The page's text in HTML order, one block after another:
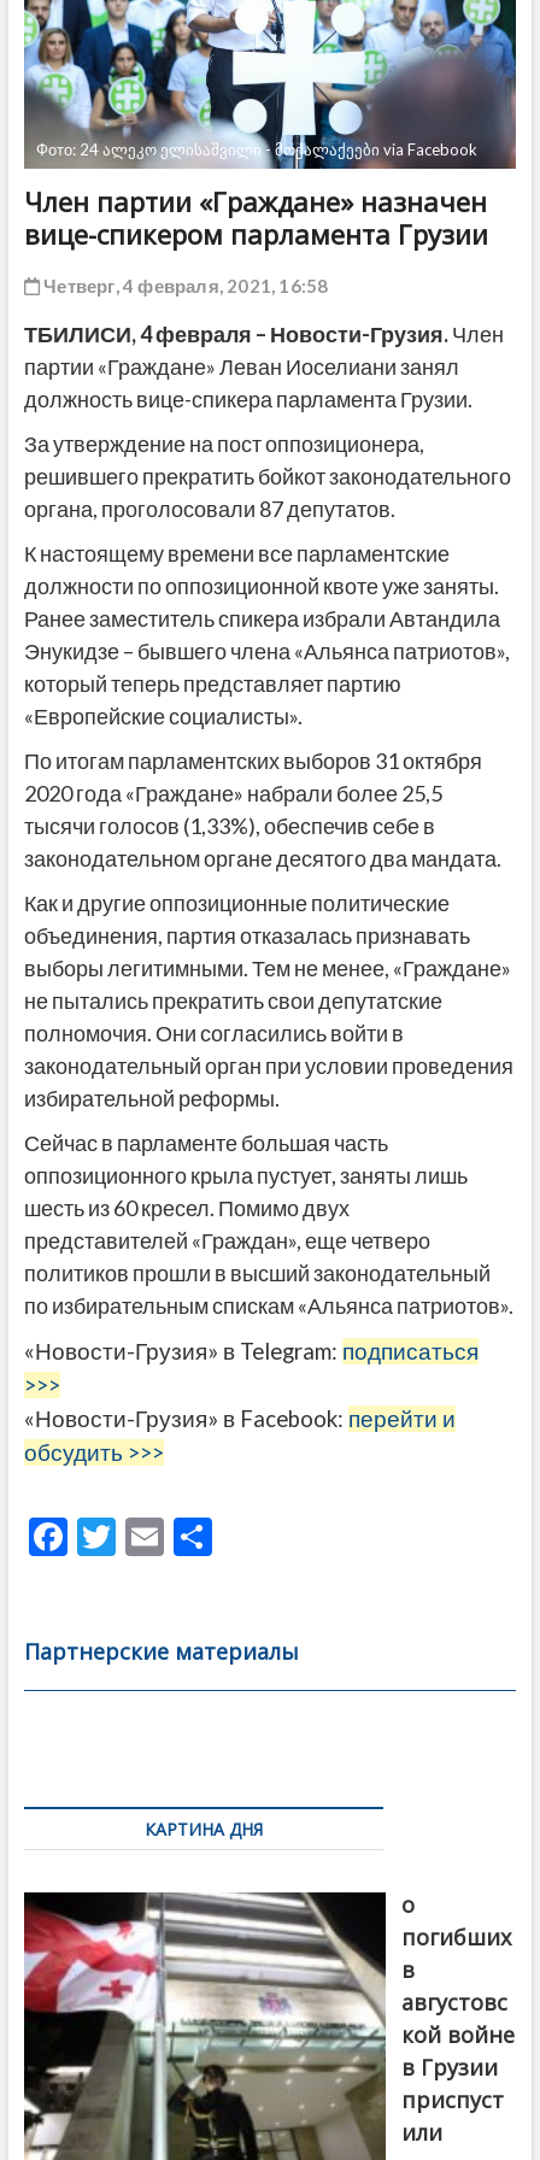
Фото: 24 ალეკო ელისაშვილი - მოქალაქეები via Facebook
Член партии «Граждане» назначен
вице-спикером парламента Грузии
Четверг, 4 февраля, 2021, 16:58
ТБИЛИСИ, 4 февраля – Новости-Грузия.Член
партии «Граждане» Леван Иоселиани занял
должность вице-спикера парламента Грузии.
За утверждение на пост оппозиционера,
решившего прекратить бойкот законодательного
органа, проголосовали 87 депутатов.
К настоящему времени все парламентские
должности по оппозиционной квоте уже заняты.
Ранее заместитель спикера избрали Автандила
Энукидзе – бывшего члена «Альянса патриотов»,
который теперь представляет партию
«Европейские социалисты».
По итогам парламентских выборов 31 октября
2020 года «Граждане» набрали более 25,5
тысячи голосов (1,33%), обеспечив себе в
законодательном органе десятого два мандата.
Как и другие оппозиционные политические
объединения, партия отказалась признавать
выборы легитимными. Тем не менее, «Граждане»
не пытались прекратить свои депутатские
полномочия. Они согласились войти в
законодательный орган при условии проведения
избирательной реформы.
Сейчас в парламенте большая часть
оппозиционного крыла пустует, заняты лишь
шесть из 60 кресел. Помимо двух
представителей «Граждан», еще четверо
политиков прошли в высший законодательный
по избирательным спискам «Альянса патриотов».
«Новости-Грузия» в Telegram: подписаться
>>>
«Новости-Грузия» в Facebook: перейти и
обсудить >>>
F
b
o
T
er
E
l
О
а
в
Партнерские материалы
по
записямКАРТИНА ДНЯ
о
погибших
в
августовс
кой войне
в Грузии
приспуст
или